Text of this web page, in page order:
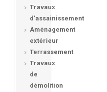
Travaux
d’assainissement
Aménagement
extérieur
Terrassement
Travaux
de
démolition